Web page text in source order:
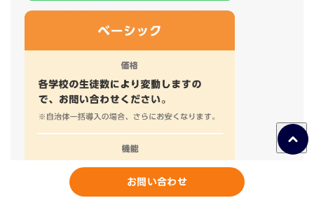
お問い合わせ